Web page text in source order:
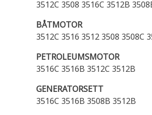
3512C 3508 3516C 3512B
BÅTMOTOR
3512C 3516 3512 3508 3508C
PETROLEUMSMOTOR
3516C 3516B 3512C 3512B
GENERATORSETT
3516C 3516B 3508B 3512B